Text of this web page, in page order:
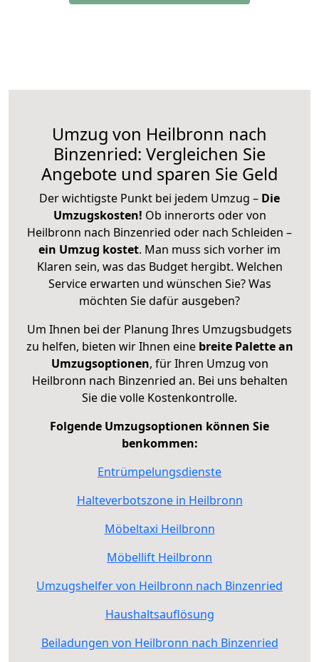
Umzug von Heilbronn nach
Binzenried: Vergleichen Sie
Angebote und sparen Sie Geld
Der wichtigste Punkt bei jedem Umzug – Die
Umzugskosten! Ob innerorts oder von
Heilbronn nach Binzenried oder nach Schleiden –
ein Umzug kostet. Man muss sich vorher im
Klaren sein, was das Budget hergibt. Welchen
Service erwarten und wünschen Sie? Was
möchten Sie dafür ausgeben?
Um Ihnen bei der Planung Ihres Umzugsbudgets
zu helfen, bieten wir Ihnen eine breite Palette an
Umzugsoptionen, für Ihren Umzug von
Heilbronn nach Binzenried an. Bei uns behalten
Sie die volle Kostenkontrolle.
Folgende Umzugsoptionen können Sie
benkommen:
Entrümpelungsdienste
Halteverbotszone in Heilbronn
Möbeltaxi Heilbronn
Möbellift Heilbronn
Umzugshelfer von Heilbronn nach Binzenried
Haushaltsauflösung
Beiladungen von Heilbronn nach Binzenried